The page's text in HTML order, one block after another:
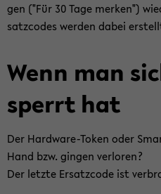
gen ("Für 30 Tage mer­ken")
satz­codes wer­den dabei
Wenn man
sperrt hat
Der Hardware-​Token oder
Hand bzw. gin­gen ver­lo­ren?
Der letz­te Er­satz­code ist